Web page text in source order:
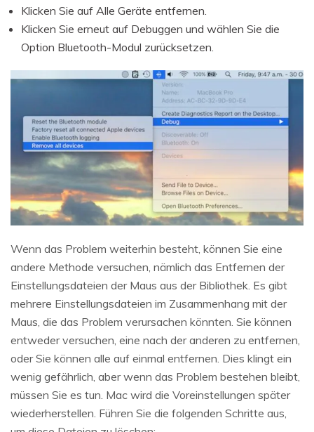
Klicken Sie auf Alle Geräte entfernen.
Klicken Sie erneut auf Debuggen und wählen Sie die
Option Bluetooth-Modul zurücksetzen.
Wenn das Problem weiterhin besteht, können Sie eine
andere Methode versuchen, nämlich das Entfernen der
Einstellungsdateien der Maus aus der Bibliothek. Es gibt
mehrere Einstellungsdateien im Zusammenhang mit der
Maus, die das Problem verursachen könnten. Sie können
entweder versuchen, eine nach der anderen zu entfernen,
oder Sie können alle auf einmal entfernen. Dies klingt ein
wenig gefährlich, aber wenn das Problem bestehen bleibt,
müssen Sie es tun. Mac wird die Voreinstellungen später
wiederherstellen. Führen Sie die folgenden Schritte aus,